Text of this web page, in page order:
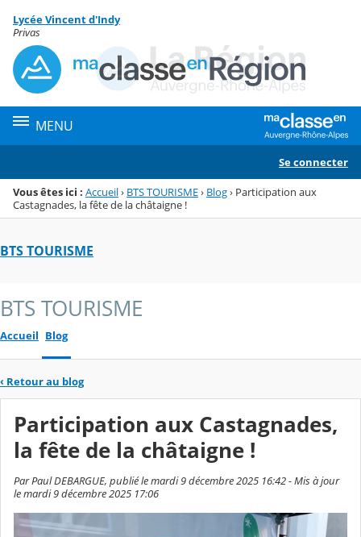
Menu de la rubrique
Contenu
Lycée Vincent d'Indy
Privas
MENU
Se connecter
Vous êtes ici : Accueil› BTS TOURISME› Blog› Participation aux
Castagnades, la fête de la châtaigne !
BTS TOURISME
BTS TOURISME
Accueil Blog
‹ Retour au blog
Participation aux Castagnades,
la fête de la châtaigne !
Par Paul DEBARGUE, publié le mardi 9 décembre 2025 16:42 - Mis à jour
le mardi 9 décembre 2025 17:06